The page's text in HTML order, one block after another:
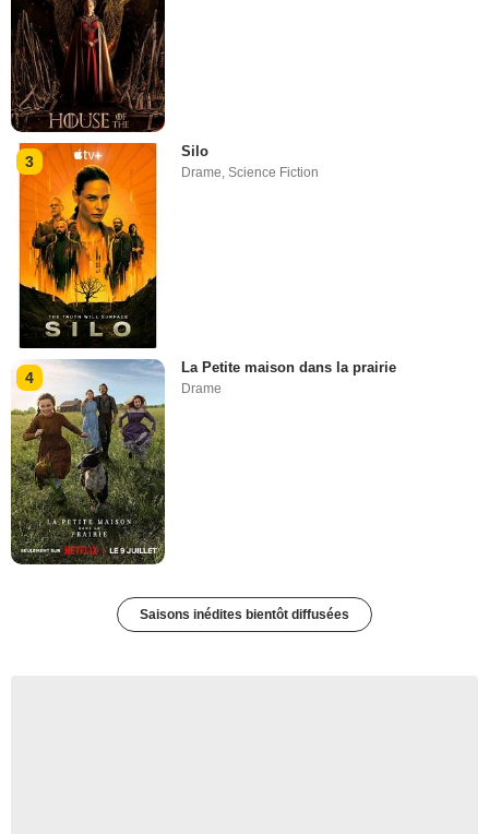
3
Silo
Drame ,Science Fiction
4
La Petite maison dans la prairie
Drame
Saisons inédites bientôt diffusées